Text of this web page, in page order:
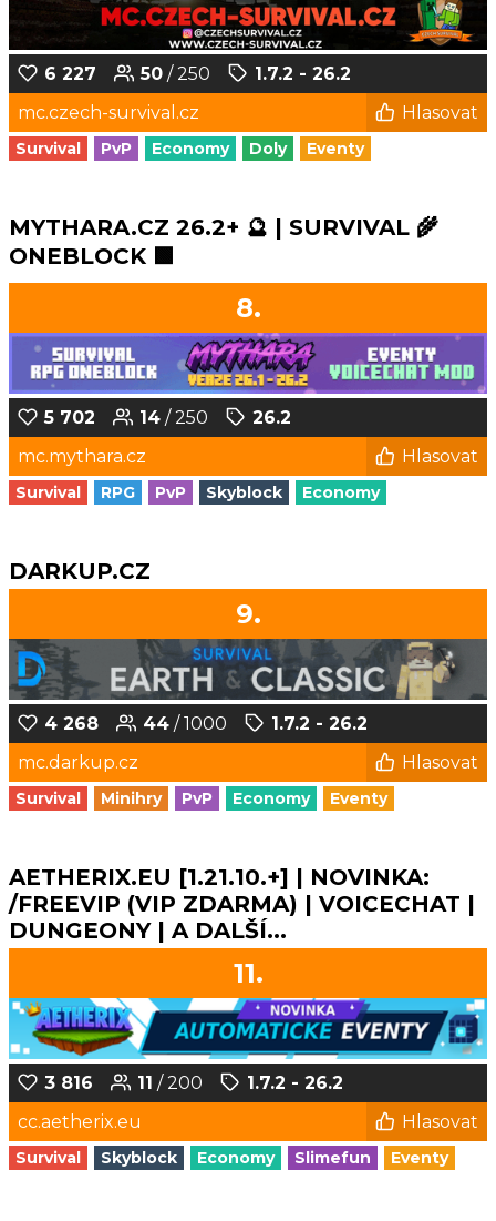
6 227 50 / 250
1.7.2 - 26.2
mc.czech-survival.cz
Hlasovat
Survival PvP Economy Doly Eventy
MYTHARA.CZ 26.2+ 🔮 | SURVIVAL 🌾
ONEBLOCK 🟩
8.
5 702 14 / 250
26.2
mc.mythara.cz
Hlasovat
Survival RPG PvP Skyblock Economy
DARKUP.CZ
9.
4 268 44 / 1000
1.7.2 - 26.2
mc.darkup.cz
Hlasovat
Survival Minihry PvP Economy Eventy
AETHERIX.EU [1.21.10.+] | NOVINKA:
/FREEVIP (VIP ZDARMA) | VOICECHAT |
DUNGEONY | A DALŠÍ...
11.
3 816 11 / 200
1.7.2 - 26.2
cc.aetherix.eu
Hlasovat
Survival Skyblock Economy Slimefun Eventy